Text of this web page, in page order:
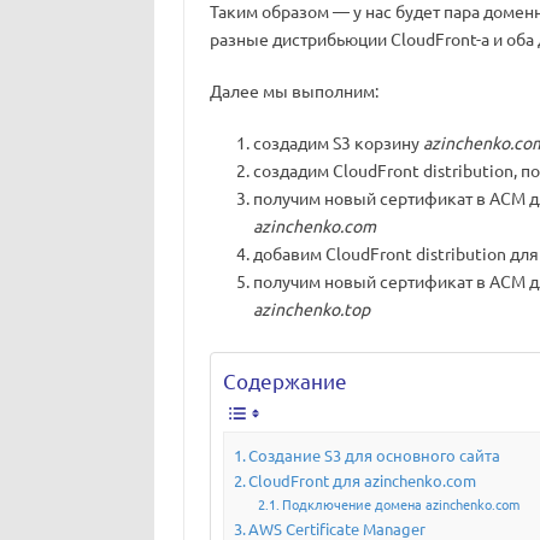
Таким образом — у нас будет пара
разные дистрибьюции CloudFront-а и оба
Далее мы выполним:
создадим S3 корзину
создадим CloudFront distribution,
получим новый сертификат в ACM
azinchenko.com
добавим CloudFront distribution
получим новый сертификат в ACM
azinchenko.top
Содержание
Создание S3 для основного сайта
CloudFront для azinchenko.com
Подключение домена azinchenko.com
AWS Certificate Manager